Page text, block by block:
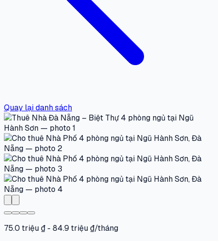
Quay lại danh sách
75.0 triệu ₫ - 84.9 triệu ₫/tháng